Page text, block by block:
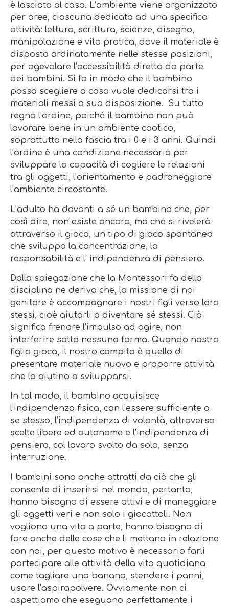
è lasciato al caso. L’ambiente viene organizzato
per aree, ciascuna dedicata ad una specifica
attività: lettura, scrittura, scienze, disegno,
manipolazione e vita pratica, dove il materiale è
disposto ordinatamente nelle stesse posizioni,
per agevolare l’accessibilità diretta da parte
dei bambini. Si fa in modo che il bambino
possa scegliere a cosa vuole dedicarsi tra i
materiali messi a sua disposizione. Su tutto
regna l’ordine, poiché il bambino non può
lavorare bene in un ambiente caotico,
soprattutto nella fascia tra i 0 e i 3 anni. Quindi
l’ordine è una condizione necessaria per
sviluppare la capacità di cogliere le relazioni
tra gli oggetti, l’orientamento e padroneggiare
l’ambiente circostante.
L’adulto ha davanti a sé un bambino che, per
così dire, non esiste ancora, ma che si rivelerà
attraverso il gioco, un tipo di gioco spontaneo
che sviluppa la concentrazione, la
responsabilità e l’ indipendenza di pensiero.
Dalla spiegazione che la Montessori fa della
disciplina ne deriva che, la missione di noi
genitore è accompagnare i nostri figli verso loro
stessi, cioè aiutarli a diventare sé stessi. Ciò
significa frenare l’impulso ad agire, non
interferire sotto nessuna forma. Quando nostro
figlio gioca, il nostro compito è quello di
presentare materiale nuovo e proporre attività
che lo aiutino a svilupparsi.
In tal modo, il bambino acquisisce
l’indipendenza fisica, con l’essere sufficiente a
se stesso, l’indipendenza di volontà, attraverso
scelte libere ed autonome e l’indipendenza di
pensiero, col lavoro svolto da solo, senza
interruzione.
I bambini sono anche attratti da ciò che gli
consente di inserirsi nel mondo, pertanto,
hanno bisogno di essere attivi e di maneggiare
gli oggetti veri e non solo i giocattoli. Non
vogliono una vita a parte, hanno bisogno di
fare anche delle cose che li mettano in relazione
con noi, per questo motivo è necessario farli
partecipare alle attività della vita quotidiana
come tagliare una banana, stendere i panni,
usare l’aspirapolvere. Ovviamente non ci
aspettiamo che eseguano perfettamente i